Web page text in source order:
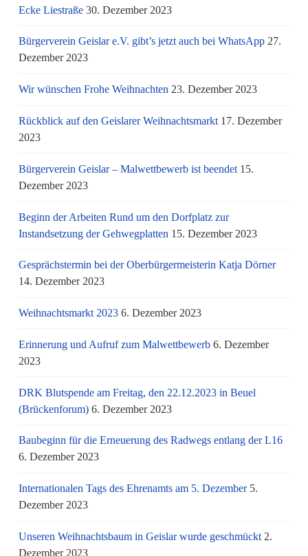
Ecke Liestraße 30. Dezember 2023
Bürgerverein Geislar e.V. gibt’s jetzt auch bei WhatsApp 27.
Dezember 2023
Wir wünschen Frohe Weihnachten 23. Dezember 2023
Rückblick auf den Geislarer Weihnachtsmarkt 17. Dezember
2023
Bürgerverein Geislar – Malwettbewerb ist beendet 15.
Dezember 2023
Beginn der Arbeiten Rund um den Dorfplatz zur
Instandsetzung der Gehwegplatten 15. Dezember 2023
Gesprächstermin bei der Oberbürgermeisterin Katja Dörner
14. Dezember 2023
Weihnachtsmarkt 2023 6. Dezember 2023
Erinnerung und Aufruf zum Malwettbewerb 6. Dezember
2023
DRK Blutspende am Freitag, den 22.12.2023 in Beuel
(Brückenforum) 6. Dezember 2023
Baubeginn für die Erneuerung des Radwegs entlang der L16
6. Dezember 2023
Internationalen Tags des Ehrenamts am 5. Dezember 5.
Dezember 2023
Unseren Weihnachtsbaum in Geislar wurde geschmückt 2.
Dezember 2023